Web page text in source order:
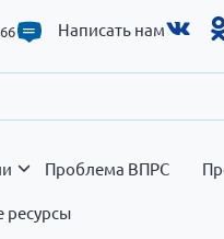
Написать нам
Проблема ВПРС
ресурсы